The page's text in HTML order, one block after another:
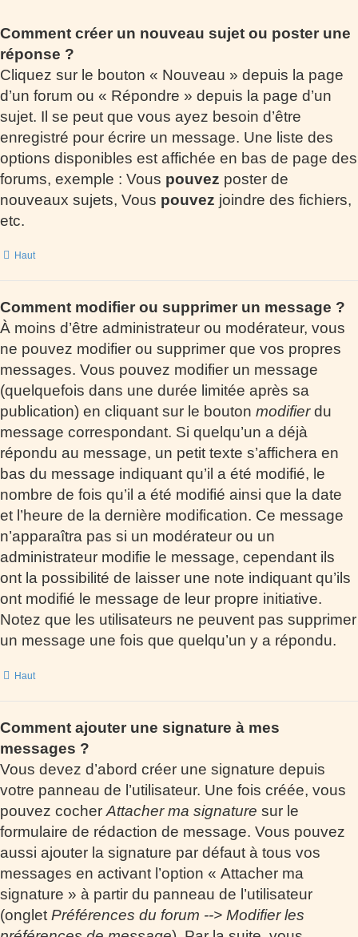
Comment créer un nouveau sujet ou poster une
réponse ?
Cliquez sur le bouton « Nouveau » depuis la page
d’un forum ou « Répondre » depuis la page d’un
sujet. Il se peut que vous ayez besoin d’être
enregistré pour écrire un message. Une liste des
options disponibles est affichée en bas de page des
forums, exemple : Vous pouvez poster de
nouveaux sujets, Vous pouvez joindre des fichiers,
etc.
Haut
Comment modifier ou supprimer un message ?
À moins d’être administrateur ou modérateur, vous
ne pouvez modifier ou supprimer que vos propres
messages. Vous pouvez modifier un message
(quelquefois dans une durée limitée après sa
publication) en cliquant sur le bouton modifierdu
message correspondant. Si quelqu’un a déjà
répondu au message, un petit texte s’affichera en
bas du message indiquant qu’il a été modifié, le
nombre de fois qu’il a été modifié ainsi que la date
et l’heure de la dernière modification. Ce message
n’apparaîtra pas si un modérateur ou un
administrateur modifie le message, cependant ils
ont la possibilité de laisser une note indiquant qu’ils
ont modifié le message de leur propre initiative.
Notez que les utilisateurs ne peuvent pas supprimer
un message une fois que quelqu’un y a répondu.
Haut
Comment ajouter une signature à mes
messages ?
Vous devez d’abord créer une signature depuis
votre panneau de l’utilisateur. Une fois créée, vous
pouvez cocher Attacher ma signature sur le
formulaire de rédaction de message. Vous pouvez
aussi ajouter la signature par défaut à tous vos
messages en activant l’option « Attacher ma
signature » à partir du panneau de l’utilisateur
(onglet Préférences du forum --> Modifier les